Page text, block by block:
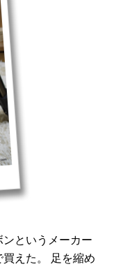
というメーカー
えた。 足を縮め